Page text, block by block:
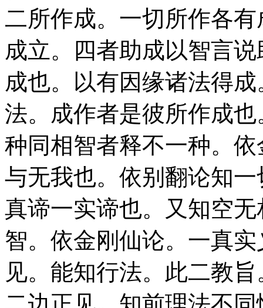
二所作成。一切所作各
成立。四者助成以智言
成也。以有因缘诸法得
法。成作者是彼所作成
种同相智者释不一种。
与无我也。依别翻论知
真谛一实谛也。又知空
智。依金刚仙论。一真
见。能知行法。此二教